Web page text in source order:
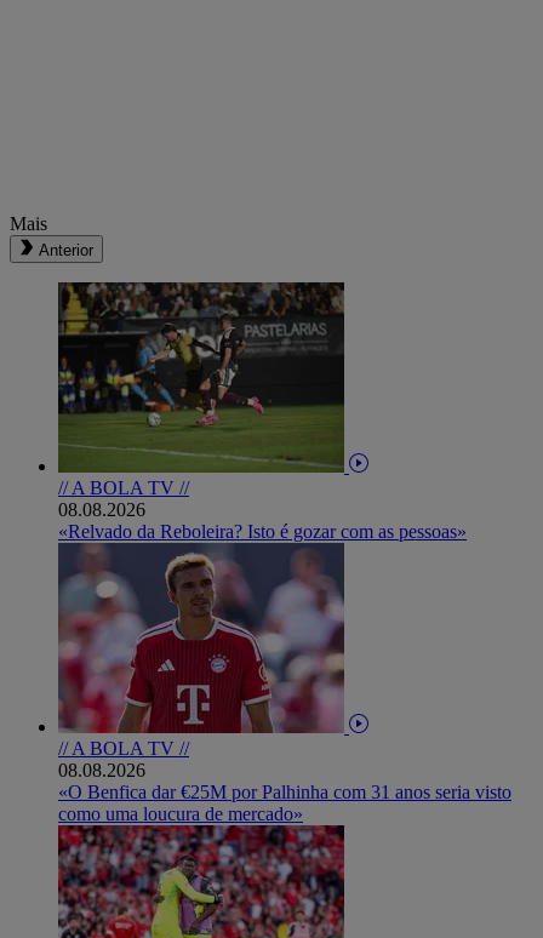
Mais
Anterior
// A BOLA TV //
08.08.2026
«Relvado da Reboleira? Isto é gozar com as pessoas»
// A BOLA TV //
08.08.2026
«O Benfica dar €25M por Palhinha com 31 anos seria visto
como uma loucura de mercado»